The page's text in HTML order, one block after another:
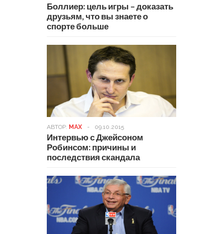
Боллиер: цель игры – доказать
друзьям, что вы знаете о
спорте больше
АВТОР: MAX - 09.10.2015
Интервью с Джейсоном
Робинсом: причины и
последствия скандала